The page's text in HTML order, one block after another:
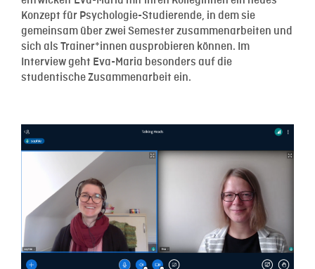
Konzept für Psychologie-Studierende, in dem sie
gemeinsam über zwei Semester zusammenarbeiten und
sich als Trainer*innen ausprobieren können. Im
Interview geht Eva-Maria besonders auf die
studentische Zusammenarbeit ein.